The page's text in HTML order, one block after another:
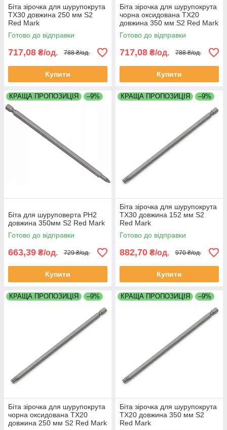
Біта зірочка для шурупокрута
TX30 довжина 250 мм S2
Red Mark
Готово до відправки
717,08 ₴/од. 788 ₴/од.
Купити
Біта зірочка для шурупокрута
чорна оксидована TX20
довжина 350 мм S2 Red Mark
Готово до відправки
717,08 ₴/од. 788 ₴/од.
Купити
КРАЩА ПРОПОЗИЦІЯ –9%
Біта для шуруповерта PH2
довжина 350мм S2 Red Mark
Готово до відправки
663,39 ₴/од. 729 ₴/од.
Купити
КРАЩА ПРОПОЗИЦІЯ –9%
Біта зірочка для шурупокрута
TX30 довжина 152 мм S2
Red Mark
Готово до відправки
882,70 ₴/од. 970 ₴/од.
Купити
КРАЩА ПРОПОЗИЦІЯ –9%
Біта зірочка для шурупокрута
чорна оксидована TX20
довжина 250 мм S2 Red Mark
КРАЩА ПРОПОЗИЦІЯ –9%
Біта зірочка для шурупокрута
TX20 довжина 350 мм S2
Red Mark